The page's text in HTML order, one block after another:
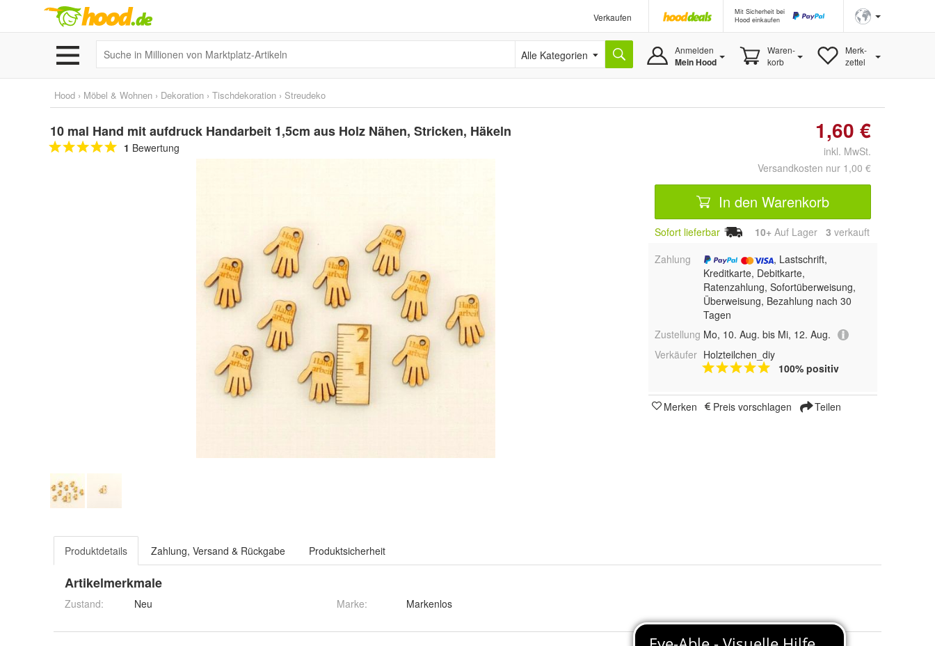
Verkaufen
Mit Sicherheit bei
Hood einkaufen
Alle Kategorien Anmelden
Mein Hood
Waren-
korb
Merk-
zettel
Hood › Möbel & Wohnen › Dekoration › Tischdekoration › Streudeko
10 mal Hand mit aufdruck Handarbeit 1,5cm aus Holz Nähen, Stricken, Häkeln
1 Bewertung
1,60 €
inkl. MwSt.
Versandkosten nur 1,00 €
In den Warenkorb
Sofort lieferbar 10+ Auf Lager 3 verkauft
Zahlung
, Lastschrift,
Kreditkarte, Debitkarte,
Ratenzahlung, Sofortüberweisung,
Überweisung, Bezahlung nach 30
Tagen
Zustellung Mo, 10. Aug. bis Mi, 12. Aug.
Verkäufer Holzteilchen_diy
100% positiv
Merken Preis vorschlagen Teilen
Produktdetails Zahlung, Versand & Rückgabe Produktsicherheit
Artikelmerkmale
Zustand: Neu Marke: Markenlos